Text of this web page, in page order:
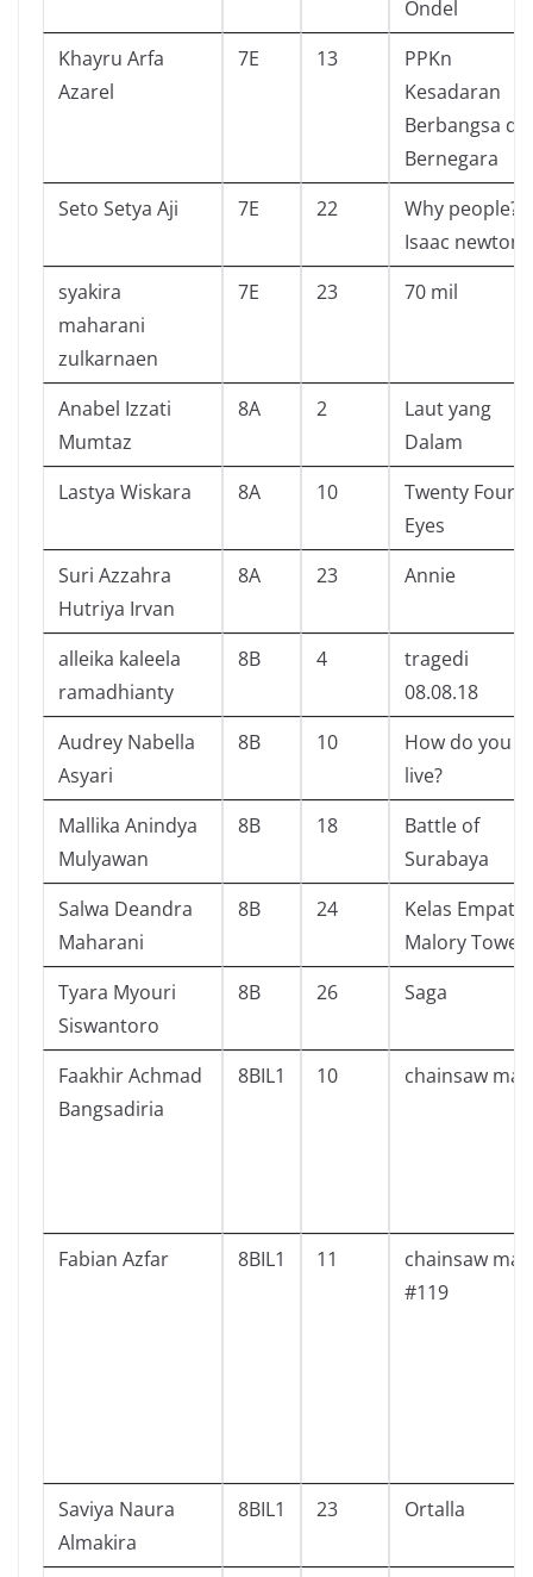
Ondel
Khayru Arfa
Azarel
7E 13
PPKn
Kesadaran
Berbangsa
Bernegara
Seto Setya Aji
7E 22
Why people?
Isaac newton
syakira
maharani
zulkarnaen
7E 23 70 mil
Anabel Izzati
Mumtaz
8A 2
Laut yang
Dalam
Lastya Wiskara
8A 10
Twenty Four
Eyes
Suri Azzahra
Hutriya Irvan
8A 23 Annie
alleika kaleela
ramadhianty
8B 4
tragedi
08.08.18
Audrey Nabella
Asyari
8B 10
How do you
live?
Mallika Anindya
Mulyawan
8B 18
Battle of
Surabaya
Salwa Deandra
Maharani
8B 24
Kelas Empat
Malory
Tyara Myouri
Siswantoro
8B 26 Saga
Faakhir Achmad
Bangsadiria
8BIL1 10 chainsaw man
Fabian Azfar 8BIL1 11
chainsaw man
#119
Saviya Naura
Almakira
8BIL1 23 Ortalla